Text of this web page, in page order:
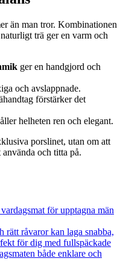
än man tror. Kombinationen
trä ger en varm och
ger en handgjord och
och avslappnade.
förstärker det
helheten ren och elegant.
porslinet, utan om att
och titta på.
för upptagna män
råvaror kan laga snabba,
för dig med fullspäckade
både enklare och